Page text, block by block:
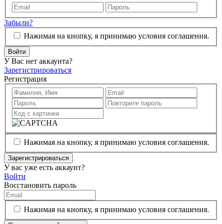
Забыли?
Нажимая на кнопку, я принимаю условия соглашения.
Войти
У Вас нет аккаунта?
Зарегистрироваться
Регистрация
Нажимая на кнопку, я принимаю условия соглашения.
Зарегистрироваться
У вас уже есть аккаунт?
Войти
Восстановить пароль
Нажимая на кнопку, я принимаю условия соглашения.